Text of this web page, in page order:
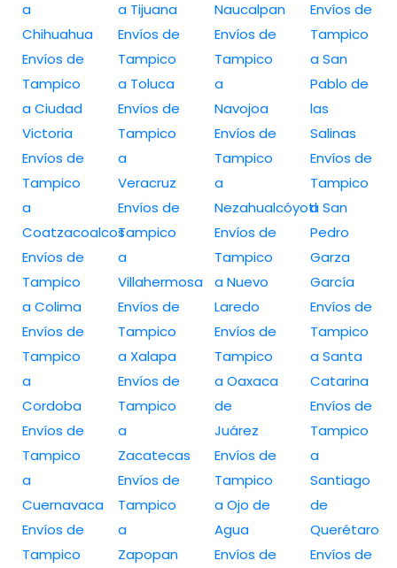
a
Chihuahua
Envíos de
Tampico
a Ciudad
Victoria
Envíos de
Tampico
a
Coatzacoalcos
Envíos de
Tampico
a Colima
Envíos de
Tampico
a
Cordoba
Envíos de
Tampico
a
Cuernavaca
Envíos de
Tampico
a Tijuana
Envíos de
Tampico
a Toluca
Envíos de
Tampico
a
Veracruz
Envíos de
Tampico
a
Villahermosa
Envíos de
Tampico
a Xalapa
Envíos de
Tampico
a
Zacatecas
Envíos de
Tampico
a
Zapopan
Naucalpan
Envíos de
Tampico
a
Navojoa
Envíos de
Tampico
a
Nezahualcóyotl
Envíos de
Tampico
a Nuevo
Laredo
Envíos de
Tampico
a Oaxaca
de
Juárez
Envíos de
Tampico
a Ojo de
Agua
Envíos de
Envíos de
Tampico
a San
Pablo de
las
Salinas
Envíos de
Tampico
a San
Pedro
Garza
García
Envíos de
Tampico
a Santa
Catarina
Envíos de
Tampico
a
Santiago
de
Querétaro
Envíos de